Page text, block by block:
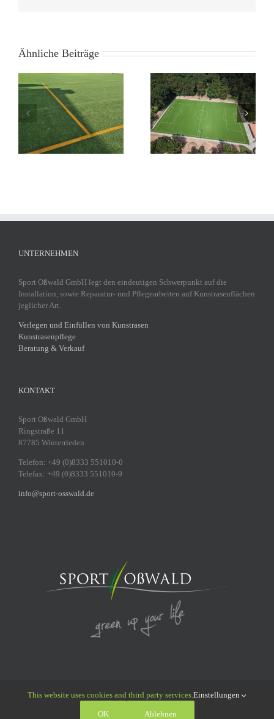
Ähnliche Beiträge
Rund 7.500 qm
Kunstrasen GreenField
Pure PT in Kirchhain in
KW 28 /26
Rund 8.000 qm
Kunstrasen DOMO
Duraforce in
Lüdinghausen in KW
26-27 /26
UNTERNEHMEN
Sport Oßwald GmbH legt den eindeutigen Schwerpunkt auf die
Installation, sowie Reparatur- und Pflegearbeiten auf Kunstrasenflächen
jeglicher Art.
Verlegen und Einfüllen von Kunstrasen
Kunstrasenpflege
Beratung & Verkauf
KONTAKT
Sport Oßwald GmbH
Ringstraße 11
87785 Winterrieden
Telefon: +49 (0)8333 551010-0
Telefax: +49 (0)8333 551010-9
info@sport-osswald.de
© 2011 - 2026 Sport Oßwald GmbH | All Rights Reserved |
This website uses cookies and third party services.Einstellungen
OK Ablehnen